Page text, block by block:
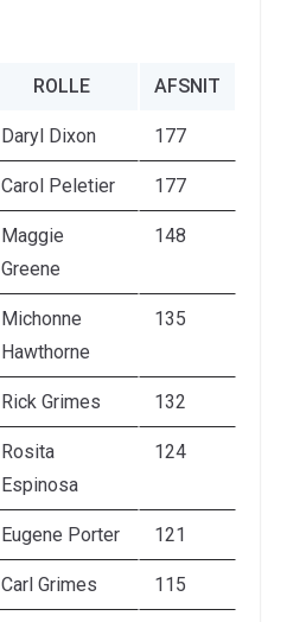
ROLLE AFSNIT
Daryl Dixon 177
Carol Peletier 177
Maggie
Greene
148
Michonne
Hawthorne
135
Rick Grimes 132
Rosita
Espinosa
124
Eugene Porter 121
Carl Grimes 115